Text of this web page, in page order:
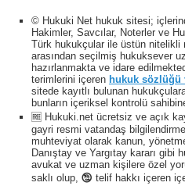
© Hukuki Net hukuk sitesi;
Hakimler, Savcılar, Noterler ve
Türk hukukçular ile üstün
arasından seçilmiş hukuksever
hazırlanmakta ve idare
terimlerini içeren hukuk sözlüğü
sitede kayıtlı bulunan
bunların içeriksel kontrolü
🆓 Hukuki.net ücretsiz ve açık
gayri resmi vatandaş
muhteviyat olarak kanun,
Danıştay ve Yargıtay kararı
avukat ve uzman kişilere özel
saklı olup, 🕲 telif hakkı içeren